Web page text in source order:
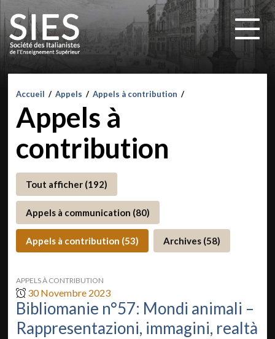
Accueil / Appels / Appels à contribution /
Appels à
contribution
Tout afficher (192)
Appels à communication (80)
Appels à contribution (53) Archives (58)
APPELS À CONTRIBUTION
30 Novembre 2023
Bibliomanie n°57: Mondi animali –
Rappresentazioni, immagini, realtà